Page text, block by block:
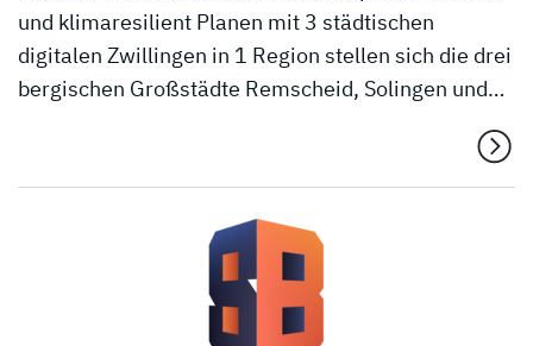
und klimaresilient Planen mit 3 städtischen
digitalen Zwillingen in 1 Region stellen sich die drei
bergischen Großstädte Remscheid, Solingen und…